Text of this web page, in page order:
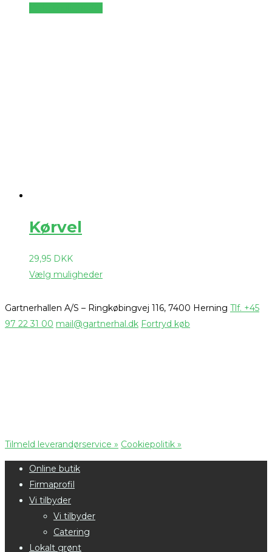
Kørvel
29,95 DKK
Vælg muligheder
Gartnerhallen A/S – Ringkøbingvej 116, 7400 Herning Tlf. +45
97 22 31 00 mail@gartnerhal.dk Fortryd køb
Tilmeld leverandørservice » Cookiepolitik »
Online butik
Firmaprofil
Vi tilbyder
Vi tilbyder
Catering
Lokalt grønt